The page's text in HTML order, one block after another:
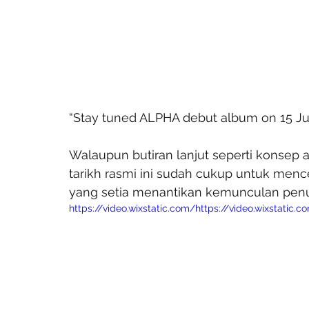
“Stay tuned ALPHA debut album on 15
Walaupun butiran lanjut seperti konsep
tarikh rasmi ini sudah cukup untuk
yang setia menantikan kemunculan
https://video.wixstatic.com/https://